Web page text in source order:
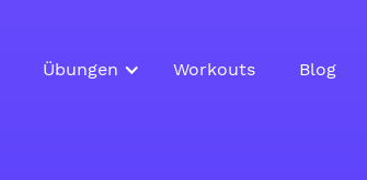
Übungen Workouts Blog